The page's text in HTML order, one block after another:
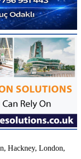
Hackney, London,